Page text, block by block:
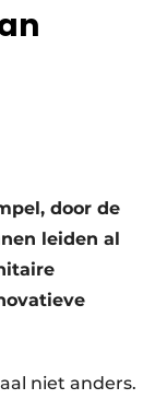
door de
leiden al
niet anders.